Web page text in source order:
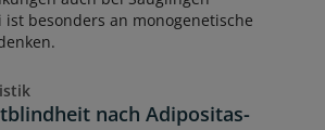
besonders an monogenetische
nach Adipositas-